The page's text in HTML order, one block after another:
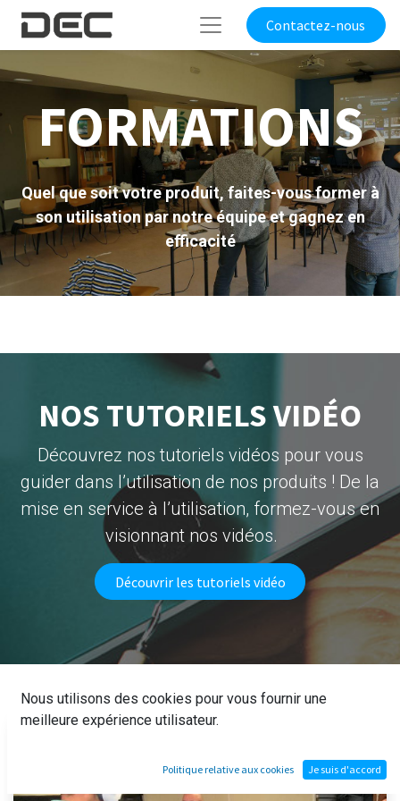
Contactez-nous
FORMATIONS
Quel que soit votre produit, faites-vous former à
son utilisation par notre équipe et gagnez en
efficacité
NOS TUTORIELS VIDÉO
Découvrez nos tutoriels vidéos pour vous
guider dans l’utilisation de nos produits ! De la
mise en service à l’utilisation, formez-vous en
visionnant nos vidéos.
Découvrir les tutoriels vidéo
Nous utilisons des cookies pour vous fournir une
meilleure expérience utilisateur.
Politique relative aux cookies Je suis d'accord